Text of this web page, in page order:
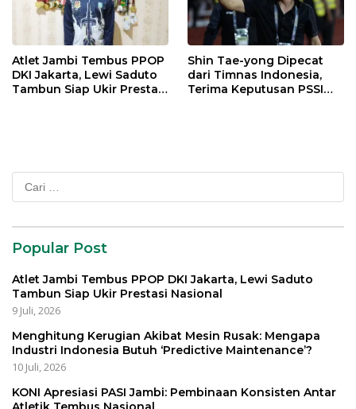
Atlet Jambi Tembus PPOP
DKI Jakarta, Lewi Saduto
Tambun Siap Ukir Prestasi
Shin Tae-yong Dipecat
dari Timnas Indonesia,
Terima Keputusan PSSI
Cari
untuk:
Popular Post
Atlet Jambi Tembus PPOP DKI Jakarta, Lewi Saduto
Tambun Siap Ukir Prestasi Nasional
9 Juli, 2026
Menghitung Kerugian Akibat Mesin Rusak: Mengapa
Industri Indonesia Butuh ‘Predictive Maintenance’?
10 Juli, 2026
KONI Apresiasi PASI Jambi: Pembinaan Konsisten Antar